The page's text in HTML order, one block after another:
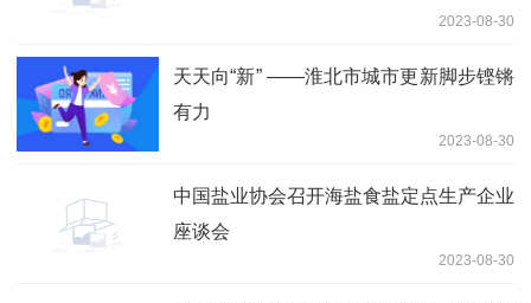
2023-08-30
天天向“新” ——淮北市城市更新脚步铿锵
有力
2023-08-30
中国盐业协会召开海盐食盐定点生产企业
座谈会
2023-08-30